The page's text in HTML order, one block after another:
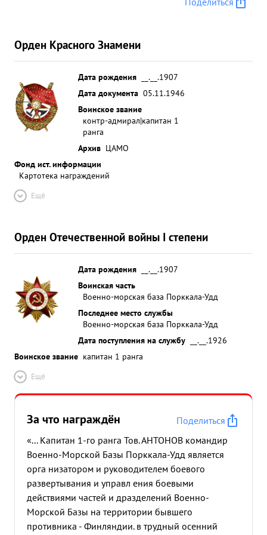
Орден Красного Знамени
Дата рождения
__.__.1907
Дата документа 05.11.1946
Воинское звание
контр-адмирал|капитан 1
ранга
Архив ЦАМО
Фонд ист. информации
Картотека награждений
Ещё
Орден Отечественной войны I степени
Дата рождения
__.__.1907
Воинская часть
Военно-морская база Порккала-Удд
Последнее место службы
Военно-морская база Порккала-Удд
Дата поступления на службу
__.__.1926
Воинское звание капитан 1 ранга
Ещё
За что награждён
Поделиться
«... Капитан 1-го ранга Тов. АНТОНОВ командир
Военно-Морской Базы Порккала-Удд является
орга низатором и руководителем боевого
развертывания и управл ения боевыми
действиями частей и дразделений Военно-
Морской Базы на территории бывшего
противника - Финляндии. в трудный осенний